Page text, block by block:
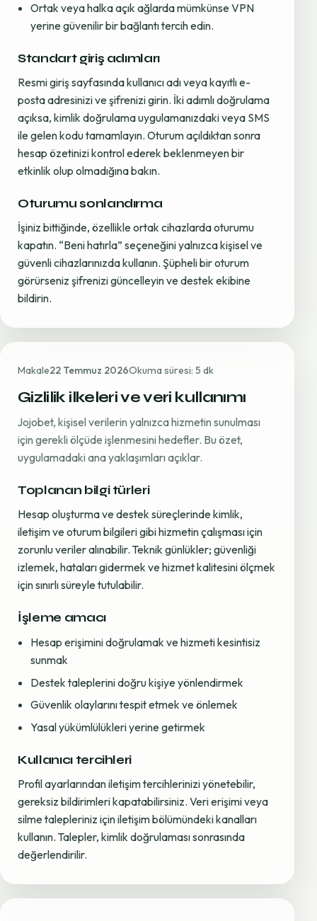
Ortak veya halka açık ağlarda mümkünse VPN
yerine güvenilir bir bağlantı tercih edin.
Standart giriş adımları
Resmi giriş sayfasında kullanıcı adı veya kayıtlı e-
posta adresinizi ve şifrenizi girin. İki adımlı doğrulama
açıksa, kimlik doğrulama uygulamanızdaki veya SMS
ile gelen kodu tamamlayın. Oturum açıldıktan sonra
hesap özetinizi kontrol ederek beklenmeyen bir
etkinlik olup olmadığına bakın.
Oturumu sonlandırma
İşiniz bittiğinde, özellikle ortak cihazlarda oturumu
kapatın. “Beni hatırla” seçeneğini yalnızca kişisel ve
güvenli cihazlarınızda kullanın. Şüpheli bir oturum
görürseniz şifrenizi güncelleyin ve destek ekibine
bildirin.
Makale22 Temmuz 2026Okuma süresi: 5 dk
Gizlilik ilkeleri ve veri kullanımı
Jojobet, kişisel verilerin yalnızca hizmetin sunulması
için gerekli ölçüde işlenmesini hedefler. Bu özet,
uygulamadaki ana yaklaşımları açıklar.
Toplanan bilgi türleri
Hesap oluşturma ve destek süreçlerinde kimlik,
iletişim ve oturum bilgileri gibi hizmetin çalışması için
zorunlu veriler alınabilir. Teknik günlükler; güvenliği
izlemek, hataları gidermek ve hizmet kalitesini ölçmek
için sınırlı süreyle tutulabilir.
İşleme amacı
Hesap erişimini doğrulamak ve hizmeti kesintisiz
sunmak
Destek taleplerini doğru kişiye yönlendirmek
Güvenlik olaylarını tespit etmek ve önlemek
Yasal yükümlülükleri yerine getirmek
Kullanıcı tercihleri
Profil ayarlarından iletişim tercihlerinizi yönetebilir,
gereksiz bildirimleri kapatabilirsiniz. Veri erişimi veya
silme talepleriniz için iletişim bölümündeki kanalları
kullanın. Talepler, kimlik doğrulaması sonrasında
değerlendirilir.